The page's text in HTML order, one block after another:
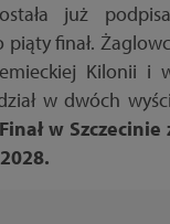
już
piąty finał.
Kilonii i
w dwóch
Finał w